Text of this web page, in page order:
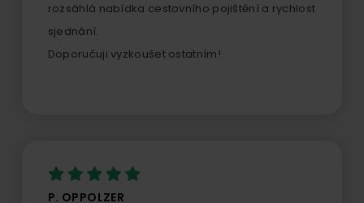
rozsáhlá nabídka cestovního pojištění a rychlost
sjednání.
Doporučuji vyzkoušet ostatním!
P. OPPOLZER